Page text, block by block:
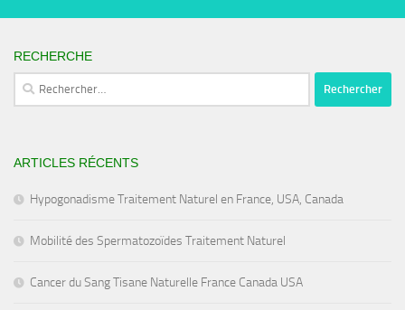
RECHERCHE
Rechercher :
ARTICLES RÉCENTS
Hypogonadisme Traitement Naturel en France, USA, Canada
Mobilité des Spermatozoïdes Traitement Naturel
Cancer du Sang Tisane Naturelle France Canada USA